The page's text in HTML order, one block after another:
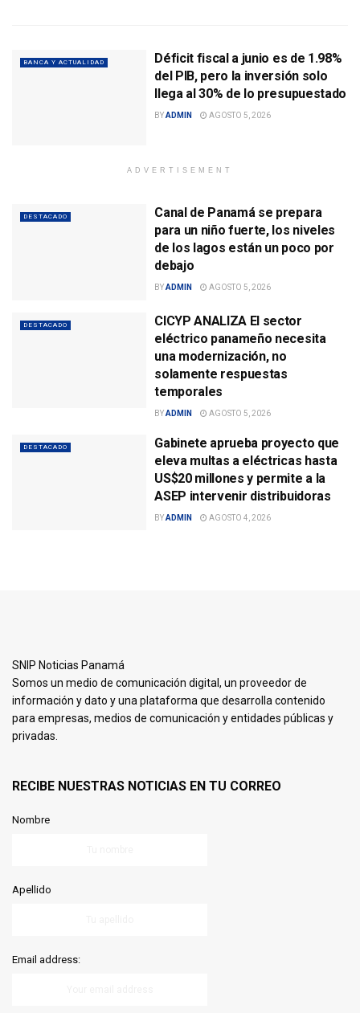
BANCA Y ACTUALIDAD
Déficit fiscal a junio es de 1.98%
del PIB, pero la inversión solo
llega al 30% de lo presupuestado
BYADMIN AGOSTO 5, 2026
ADVERTISEMENT
DESTACADO
Canal de Panamá se prepara
para un niño fuerte, los niveles
de los lagos están un poco por
debajo
BYADMIN AGOSTO 5, 2026
DESTACADO
CICYP ANALIZA El sector
eléctrico panameño necesita
una modernización, no
solamente respuestas
temporales
BYADMIN AGOSTO 5, 2026
DESTACADO
Gabinete aprueba proyecto que
eleva multas a eléctricas hasta
US$20 millones y permite a la
ASEP intervenir distribuidoras
BYADMIN AGOSTO 4, 2026
SNIP Noticias Panamá
Somos un medio de comunicación digital, un proveedor de
información y dato y una plataforma que desarrolla contenido
para empresas, medios de comunicación y entidades públicas y
privadas.
RECIBE NUESTRAS NOTICIAS EN TU CORREO
Nombre
Apellido
Email address: